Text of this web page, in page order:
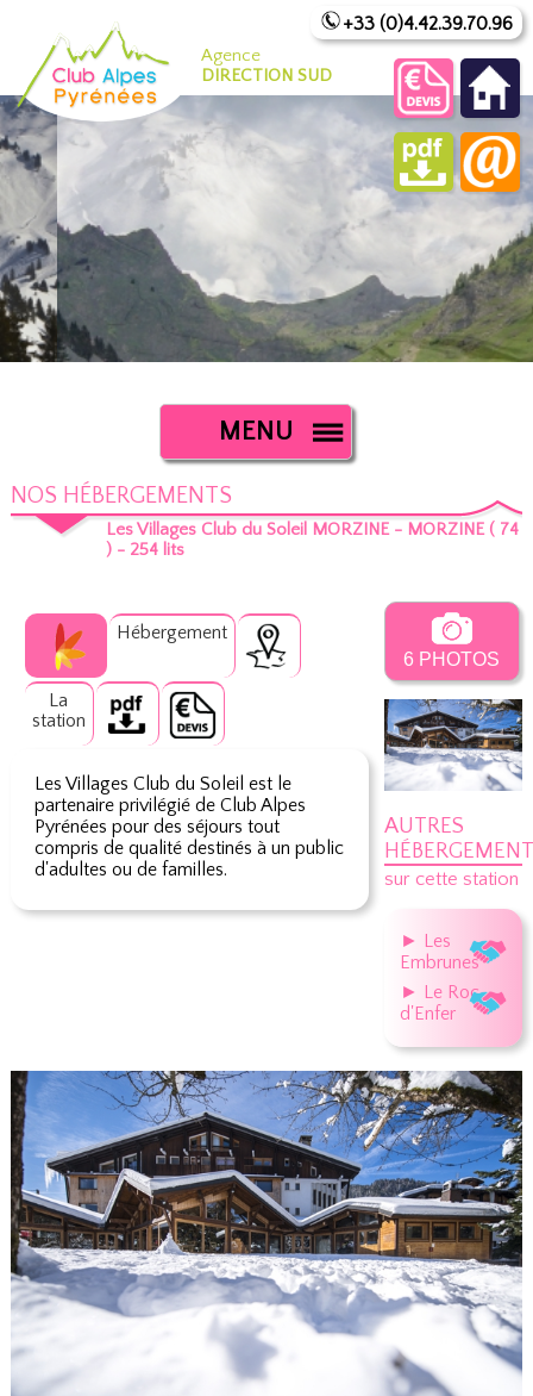
Agence
DIRECTION SUD
+33 (0)4.42.39.70.96
MENU
NOS HÉBERGEMENTS
Les Villages Club du Soleil MORZINE - MORZINE ( 74
) - 254 lits
Hébergement
La
station
Les Villages Club du Soleil est le
partenaire privilégié de Club Alpes
Pyrénées pour des séjours tout
compris de qualité destinés à un public
d'adultes ou de familles.
6 PHOTOS
AUTRES
sur cette station
► Les
Embrunes
► Le Roc
d'Enfer